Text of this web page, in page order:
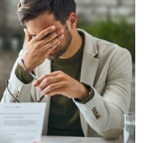
поддержки и
команды. Так и
в платформу